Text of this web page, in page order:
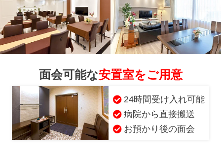
面会可能な安置室をご用意
24時間受け入れ可能
病院から直接搬送
お預かり後の面会